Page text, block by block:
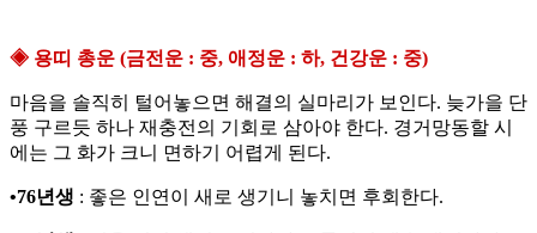
◈ 용띠 총운 (금전운 : 중, 애정운 : 하, 건강운 : 중)
마음을 솔직히 털어놓으면 해결의 실마리가 보인다. 늦가을 단
풍 구르듯 하나 재충전의 기회로 삼아야 한다. 경거망동할 시
에는 그 화가 크니 면하기 어렵게 된다.
•76년생 : 좋은 인연이 새로 생기니 놓치면 후회한다.